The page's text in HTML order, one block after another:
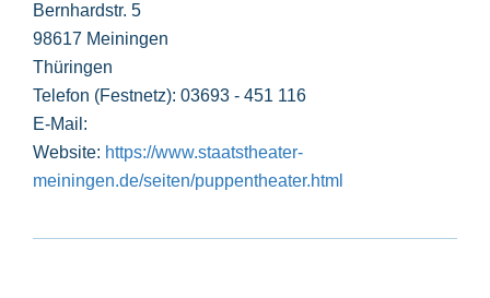
Bernhardstr. 5
98617 Meiningen
Thüringen
Telefon (Festnetz): 03693 - 451 116
E-Mail:
Website: https://www.staatstheater-
meiningen.de/seiten/puppentheater.html